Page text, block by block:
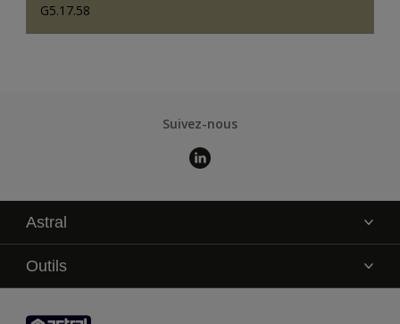
G5.17.58
Suivez-nous
Astral
La marque
Service technique
Contact
Outils